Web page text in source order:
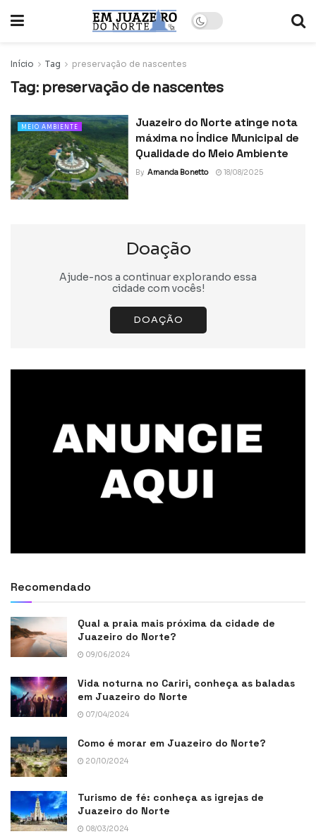
Início Tag preservação de nascentes
Tag: preservação de nascentes
MEIO AMBIENTE
Juazeiro do Norte atinge nota
máxima no Índice Municipal de
Qualidade do Meio Ambiente
By Amanda Bonetto 18/08/2025
Doação
Ajude-nos a continuar explorando essa
cidade com vocês!
DOAÇÃO
Recomendado
Qual a praia mais próxima da cidade de
Juazeiro do Norte?
09/06/2024
Vida noturna no Cariri, conheça as baladas
em Juazeiro do Norte
07/04/2024
Como é morar em Juazeiro do Norte?
20/10/2024
Turismo de fé: conheça as igrejas de
Juazeiro do Norte
08/03/2024